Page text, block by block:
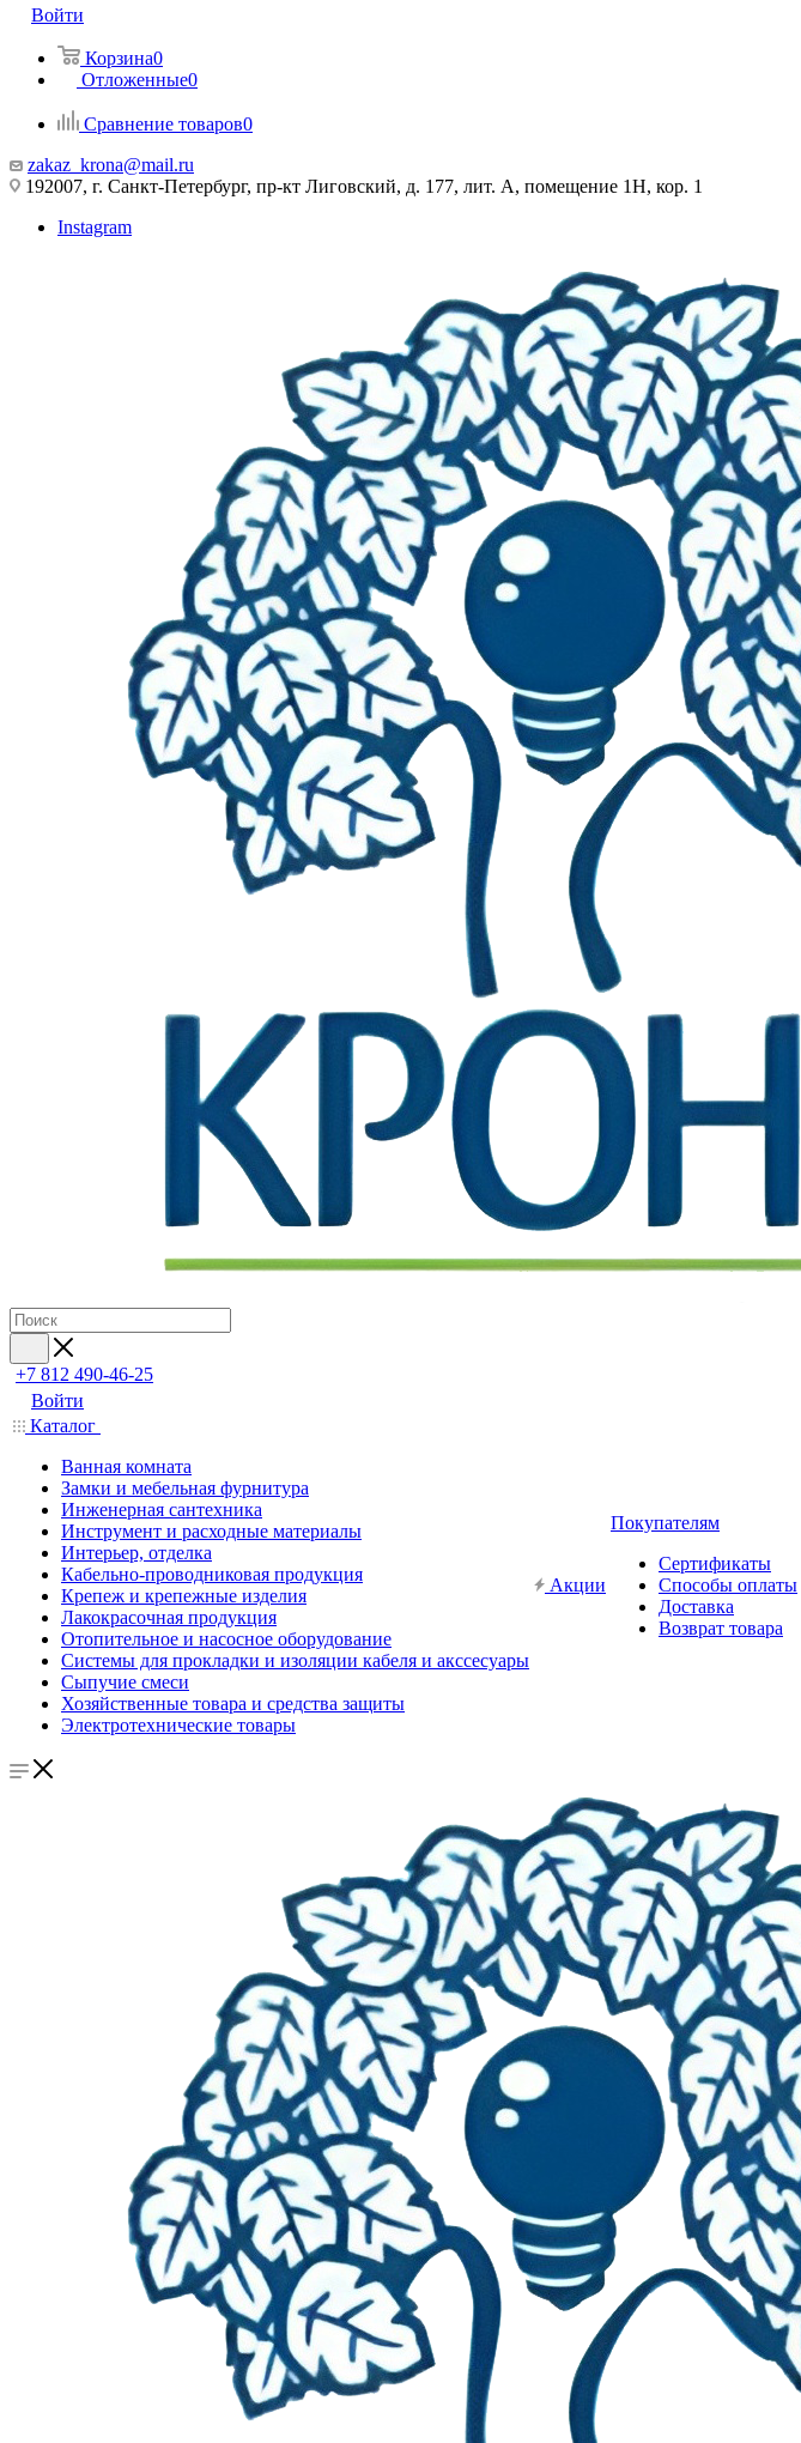
Войти
Корзина0
Отложенные0
Сравнение товаров0
zakaz_krona@mail.ru
192007, г. Санкт-Петербург, пр-кт Лиговский, д. 177, лит. А, помещение 1Н, кор. 1
Instagram
+7 812 490-46-25
Войти
Каталог
Ванная комната
Замки и мебельная фурнитура
Инженерная сантехника
Инструмент и расходные материалы
Интерьер, отделка
Кабельно-проводниковая продукция
Крепеж и крепежные изделия
Лакокрасочная продукция
Отопительное и насосное оборудование
Системы для прокладки и изоляции кабеля и акссесуары
Сыпучие смеси
Хозяйственные товара и средства защиты
Электротехнические товары
Акции
Покупателям
Сертификаты
Способы оплаты
Доставка
Возврат товара